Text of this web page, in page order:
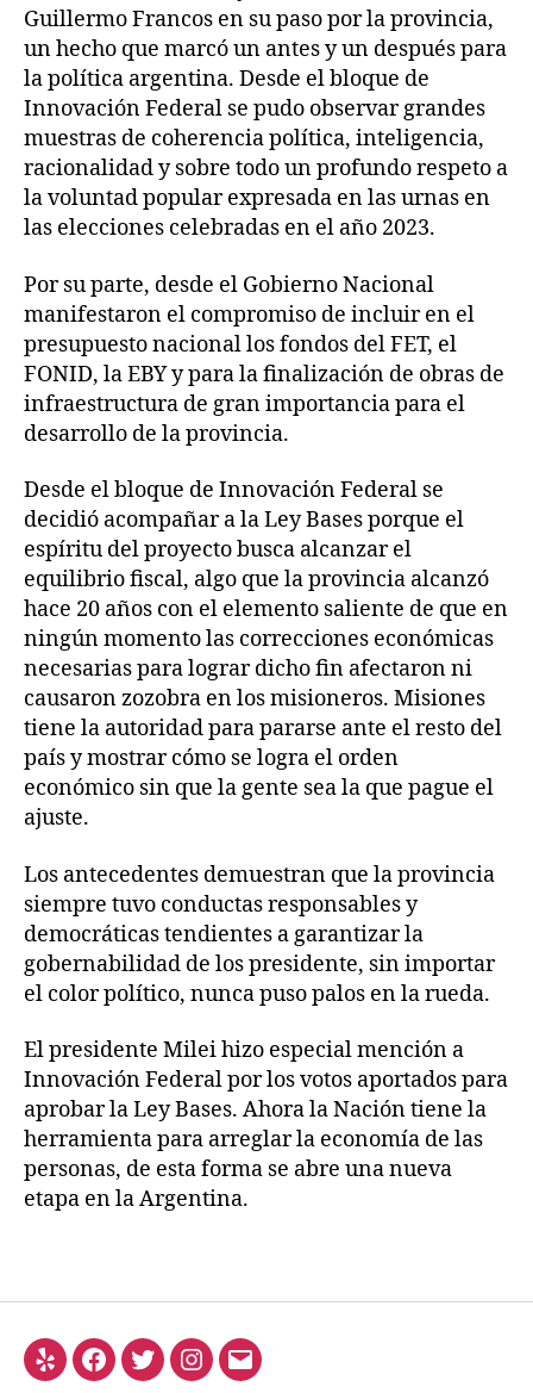
Guillermo Francos en su paso por la provincia,
un hecho que marcó un antes y un después para
la política argentina. Desde el bloque de
Innovación Federal se pudo observar grandes
muestras de coherencia política, inteligencia,
racionalidad y sobre todo un profundo respeto a
la voluntad popular expresada en las urnas en
las elecciones celebradas en el año 2023.
Por su parte, desde el Gobierno Nacional
manifestaron el compromiso de incluir en el
presupuesto nacional los fondos del FET, el
FONID, la EBY y para la finalización de obras de
infraestructura de gran importancia para el
desarrollo de la provincia.
Desde el bloque de Innovación Federal se
decidió acompañar a la Ley Bases porque el
espíritu del proyecto busca alcanzar el
equilibrio fiscal, algo que la provincia alcanzó
hace 20 años con el elemento saliente de que en
ningún momento las correcciones económicas
necesarias para lograr dicho fin afectaron ni
causaron zozobra en los misioneros. Misiones
tiene la autoridad para pararse ante el resto del
país y mostrar cómo se logra el orden
económico sin que la gente sea la que pague el
ajuste.
Los antecedentes demuestran que la provincia
siempre tuvo conductas responsables y
democráticas tendientes a garantizar la
gobernabilidad de los presidente, sin importar
el color político, nunca puso palos en la rueda.
El presidente Milei hizo especial mención a
Innovación Federal por los votos aportados para
aprobar la Ley Bases. Ahora la Nación tiene la
herramienta para arreglar la economía de las
personas, de esta forma se abre una nueva
etapa en la Argentina.